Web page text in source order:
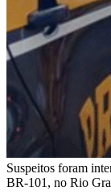
Suspeitos foram
BR-101, no Rio